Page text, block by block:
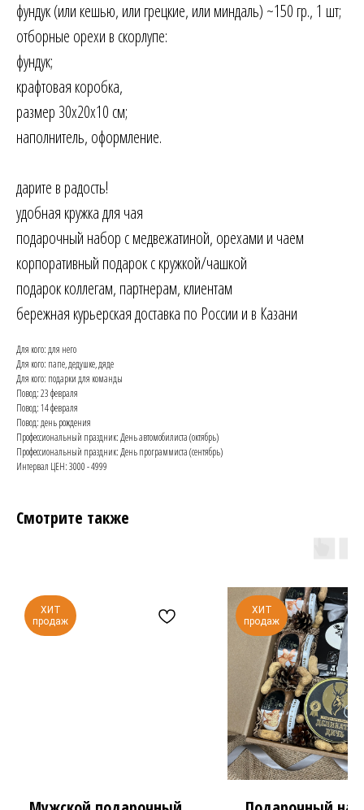
фундук (или кешью, или грецкие, или миндаль) ~150 гр., 1 шт;
отборные орехи в скорлупе:
фундук;
крафтовая коробка,
размер 30х20х10 см;
наполнитель, оформление.
дарите в радость!
удобная кружка для чая
подарочный набор с медвежатиной, орехами и чаем
корпоративный подарок с кружкой/чашкой
подарок коллегам, партнерам, клиентам
бережная курьерская доставка по России и в Казани
Для кого: для него
Для кого: папе, дедушке, дяде
Для кого: подарки для команды
Повод: 23 февраля
Повод: 14 февраля
Повод: день рождения
Профессиональный праздник: День автомобилиста (октябрь)
Профессиональный праздник: День программиста (сентябрь)
Интервал ЦЕН: 3000 - 4999
Смотрите также
ХИТ
продаж
ХИТ
продаж